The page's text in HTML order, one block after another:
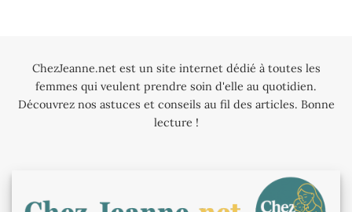
ChezJeanne.net est un site internet dédié à toutes les
femmes qui veulent prendre soin d'elle au quotidien.
Découvrez nos astuces et conseils au fil des articles. Bonne
lecture !